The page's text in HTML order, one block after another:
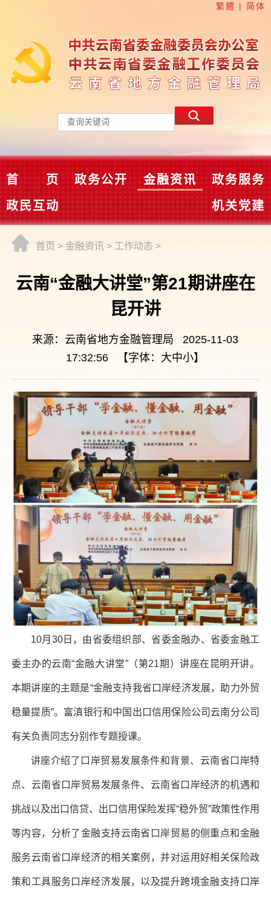
繁體 | 简体
首 页 政务公开 金融资讯
政务服务
政民互动
机关党建
首页 > 金融资讯 > 工作动态 >
云南“金融大讲堂”第21期讲座在
昆开讲
来源：云南省地方金融管理局 2025-11-03
17:32:56 【字体： 大中小】
10月30日，由省委组织部、省委金融办、省委金融工
委主办的云南“金融大讲堂”（第21期）讲座在昆明开讲。
本期讲座的主题是“金融支持我省口岸经济发展，助力外贸
稳量提质”。富滇银行和中国出口信用保险公司云南分公司
有关负责同志分别作专题授课。
讲座介绍了口岸贸易发展条件和背景、云南省口岸特
点、云南省口岸贸易发展条件、云南省口岸经济的机遇和
挑战以及出口信贷、出口信用保险发挥“稳外贸”政策性作用
等内容，分析了金融支持云南省口岸贸易的侧重点和金融
服务云南省口岸经济的相关案例，并对运用好相关保险政
策和工具服务口岸经济发展，以及提升跨境金融支持口岸